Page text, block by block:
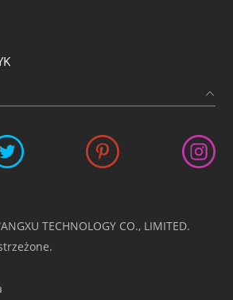
TECHNOLOGY CO., LIMITED.